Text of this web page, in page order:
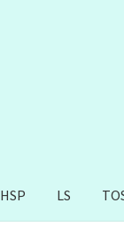
HSP LS